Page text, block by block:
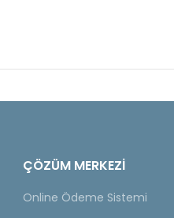
ÇÖZÜM MERKEZİ
Online Ödeme Sistemi